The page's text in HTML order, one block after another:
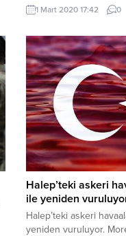
rejim askeri de öldü.
1 Mart 2020 17:42 0
Halep’teki askeri
ile yeniden
Halep’teki askeri
yeniden vuruluyor.